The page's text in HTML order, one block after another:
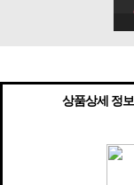
상품상세 정보